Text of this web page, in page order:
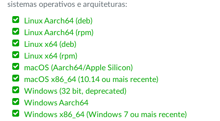
sistemas operativos e arquiteturas:
Linux Aarch64 (deb)
Linux Aarch64 (rpm)
Linux x64 (deb)
Linux x64 (rpm)
macOS (Aarch64/Apple Silicon)
macOS x86_64 (10.14 ou mais recente)
Windows (32 bit, deprecated)
Windows Aarch64
Windows x86_64 (Windows 7 ou mais recente)